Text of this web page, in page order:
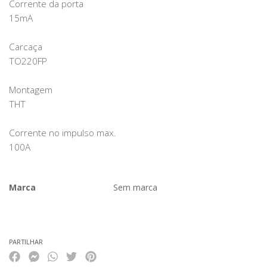
Corrente da porta
15mA
Carcaça
TO220FP
Montagem
THT
Corrente no impulso max.
100A
Marca
Sem marca
PARTILHAR